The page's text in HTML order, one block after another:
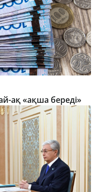
ақ «ақша береді»